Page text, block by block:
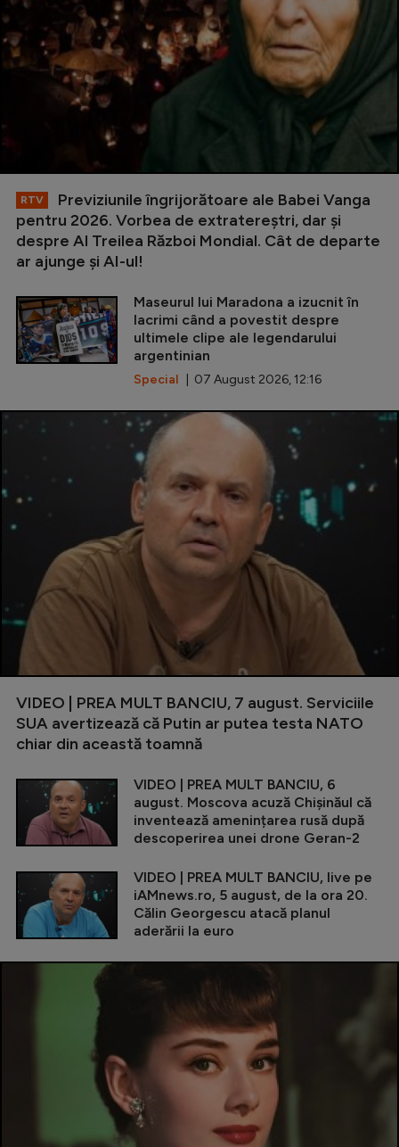
RTV
Previziunile îngrijorătoare ale Babei Vanga
pentru 2026. Vorbea de extratereștri, dar și
despre Al Treilea Război Mondial. Cât de departe
ar ajunge și AI-ul!
Maseurul lui Maradona a izucnit în
lacrimi când a povestit despre
ultimele clipe ale legendarului
argentinian
Special | 07 August 2026, 12:16
VIDEO | PREA MULT BANCIU, 7 august. Serviciile
SUA avertizează că Putin ar putea testa NATO
chiar din această toamnă
VIDEO | PREA MULT BANCIU, 6
august. Moscova acuză Chișinăul că
inventează amenințarea rusă după
descoperirea unei drone Geran-2
VIDEO | PREA MULT BANCIU, live pe
iAMnews.ro, 5 august, de la ora 20.
Călin Georgescu atacă planul
aderării la euro